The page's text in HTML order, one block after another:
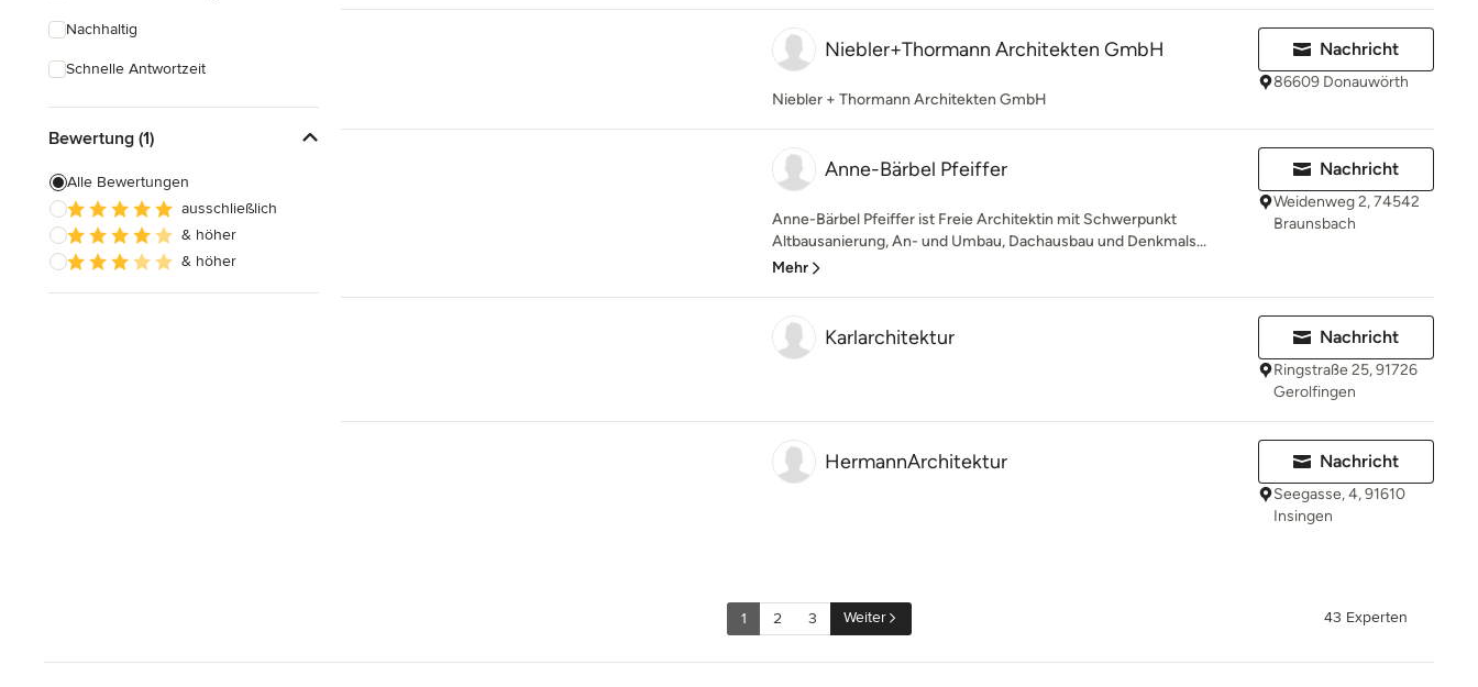
Nachhaltig
Schnelle Antwortzeit
Bewertung (1)
Alle Bewertungen
ausschließlich
& höher
& höher
Niebler+Thormann Architekten GmbH
Niebler + Thormann Architekten GmbH
Nachricht
86609 Donauwörth
Anne-Bärbel Pfeiffer
Anne-Bärbel Pfeiffer ist Freie Architektin mit Schwerpunkt
Altbausanierung, An- und Umbau, Dachausbau und Denkmals...
Mehr
Nachricht
Weidenweg 2, 74542
Braunsbach
Karlarchitektur Nachricht
Ringstraße 25, 91726
Gerolfingen
HermannArchitektur Nachricht
Seegasse, 4, 91610
Insingen
1 2 3 Weiter 43 Experten